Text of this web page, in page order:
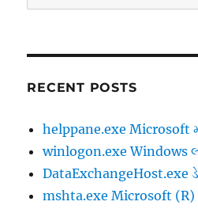
શોધો
RECENT POSTS
helppane.exe Microsoft
winlogon.exe
DataExchangeHost.exe
mshta.exe Microsoft